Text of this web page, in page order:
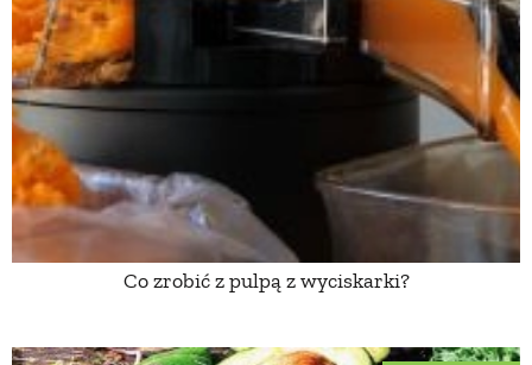
Co zrobić z pulpą z wyciskarki?